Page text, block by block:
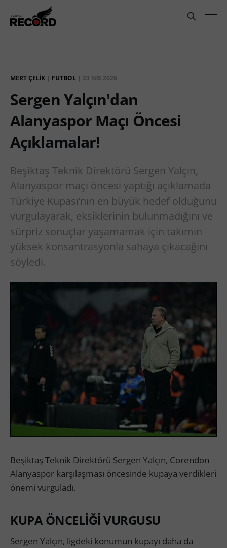
MERT ÇELIK | FUTBOL | 23 NIS 2026
Sergen Yalçın'dan
Alanyaspor Maçı Öncesi
Açıklamalar!
Beşiktaş Teknik Direktörü Sergen Yalçın,
Alanyaspor maçı öncesi yaptığı açıklamada
Türkiye Kupası’nın en büyük hedef olduğunu
vurgulayarak, eksiklerinin bulunmadığını ve
sürpriz sonuçlar yaşamamak için takımın
yüksek konsantrasyonla sahaya çıkacağını
söyledi.
Beşiktaş Teknik Direktörü Sergen Yalçın, Corendon
Alanyaspor karşılaşması öncesinde kupaya verdikleri
önemi vurguladı.
KUPA ÖNCELİĞİ VURGUSU
Sergen Yalçın, ligdeki konumun kupayı daha da